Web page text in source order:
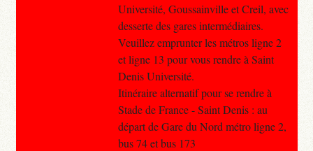
Université, Goussainville et Creil, avec
desserte des gares intermédiaires.
Veuillez emprunter les métros ligne 2
et ligne 13 pour vous rendre à Saint
Denis Université.
Itinéraire alternatif pour se rendre à
Stade de France - Saint Denis : au
départ de Gare du Nord métro ligne 2,
bus 74 et bus 173